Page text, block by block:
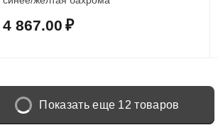
4 867.00 ₽
Показать еще 12 товаров